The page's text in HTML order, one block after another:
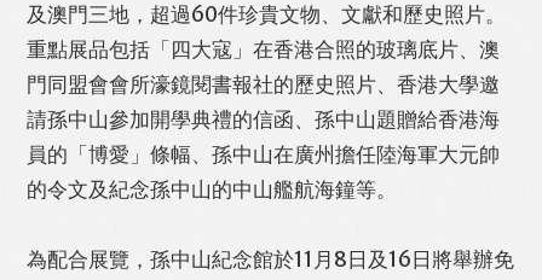
及澳門三地，超過60件珍貴文物、文獻和歷史照片。
重點展品包括「四大寇」在香港合照的玻璃底片、澳
門同盟會會所濠鏡閱書報社的歷史照片、香港大學邀
請孫中山參加開學典禮的信函、孫中山題贈給香港海
員的「博愛」條幅、孫中山在廣州擔任陸海軍大元帥
的令文及紀念孫中山的中山艦航海鐘等。
為配合展覽，孫中山紀念館於11月8日及16日將舉辦免